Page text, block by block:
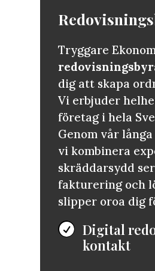
Tryggare
dig att skapa
Vi erbjuder
företag i hela
Genom vår
vi kombinera
skräddarsydd
fakturering och
slipper oroa dig
 Digital
kontakt